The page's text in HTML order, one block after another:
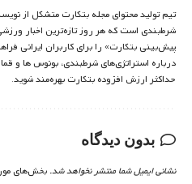
تیم تولید محتوای مجله بتکارت متشکل از
شرط‌بندی است که هر روز تازه‌ترین اخبار
پیش‌بینی بتکارت» را برای کاربران ایرانی
درباره استراتژی‌های شرطبندی، بونوس ها و
حداکثر ارزش افزوده بتکارت بهره‌مند شوید.
بدون دیدگاه
نشانی ایمیل شما منتشر نخواهد شد. بخش‌های